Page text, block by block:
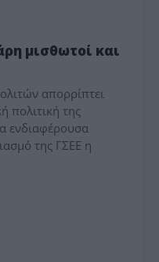
μισθωτοί και
απορρίπτει
πολιτική της
ενδιαφέρουσα
της ΓΣΕΕ η